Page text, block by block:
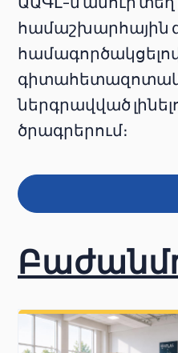
համաշխարհային
ներգրավված
ծրագրերում։